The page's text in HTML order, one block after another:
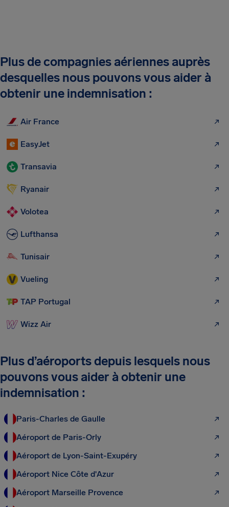
Plus de compagnies aériennes auprès
desquelles nous pouvons vous aider à
obtenir une indemnisation :
Air France
EasyJet
Transavia
Ryanair
Volotea
Lufthansa
Tunisair
Vueling
TAP Portugal
Wizz Air
Plus d’aéroports depuis lesquels nous
pouvons vous aider à obtenir une
indemnisation :
Paris-Charles de Gaulle
Aéroport de Paris-Orly
Aéroport de Lyon-Saint-Exupéry
Aéroport Nice Côte d'Azur
Aéroport Marseille Provence